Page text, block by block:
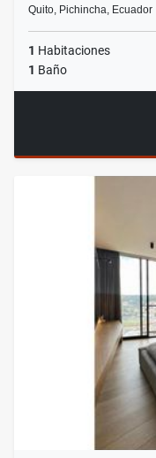
Quito, Pichincha, Ecuador
1 Habitaciones
1 Baño